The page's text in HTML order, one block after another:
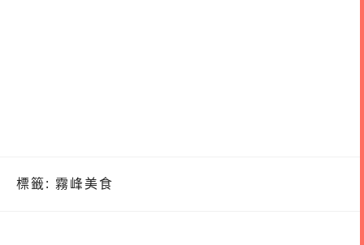
標籤: 霧峰美食